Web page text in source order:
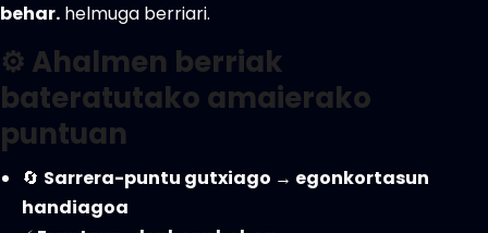
behar. helmuga berriari.
⚙️ Ahalmen berriak
bateratutako amaierako
puntuan
🔄 Sarrera-puntu gutxiago → egonkortasun
handiagoa